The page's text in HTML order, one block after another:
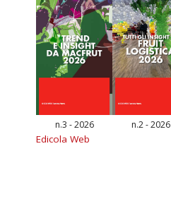
n.3 - 2026 n.2 - 2026
Edicola Web